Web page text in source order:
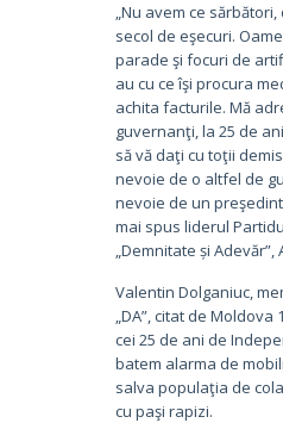
„Nu avem ce
secol de eşecuri.
parade şi focuri de
au cu ce îşi procura
achita facturile. Mă
guvernanţi, la 25 de
să vă daţi cu toţii
nevoie de o altfel de
nevoie de un
mai spus liderul
„Demnitate și Adevăr”,
Valentin Dolganiuc,
„DA”, citat de Moldova
cei 25 de ani de
batem alarma de
salva populaţia de
cu paşi rapizi.